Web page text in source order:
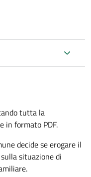
tutta la
in formato PDF.
decide se erogare il
situazione di